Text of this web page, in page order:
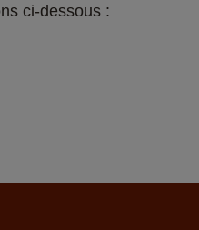
ci-dessous :